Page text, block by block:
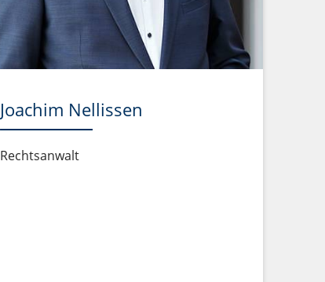
Joachim Nellissen
Rechtsanwalt